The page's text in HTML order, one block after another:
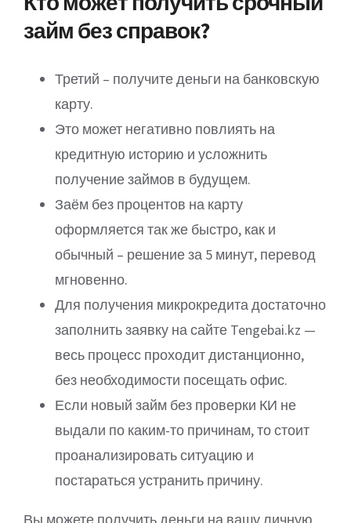
займ без справок?
Третий – получите деньги на банковскую
карту.
Это может негативно повлиять на
кредитную историю и усложнить
получение займов в будущем.
Заём без процентов на карту
оформляется так же быстро, как и
обычный – решение за 5 минут, перевод
мгновенно.
Для получения микрокредита достаточно
заполнить заявку на сайте Tengebai.kz —
весь процесс проходит дистанционно,
без необходимости посещать офис.
Если новый займ без проверки КИ не
выдали по каким-то причинам, то стоит
проанализировать ситуацию и
постараться устранить причину.
Вы можете получить деньги на вашу личную